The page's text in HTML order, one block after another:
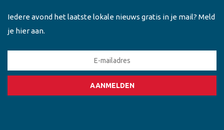
Iedere avond het laatste lokale nieuws gratis in je mail? Meld
je hier aan.